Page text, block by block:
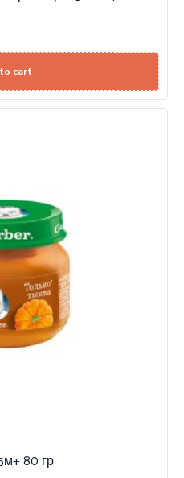
cart
80 гр